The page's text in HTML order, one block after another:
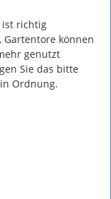
ist richtig
Gartentore können
genutzt
Sie das bitte
Ordnung.